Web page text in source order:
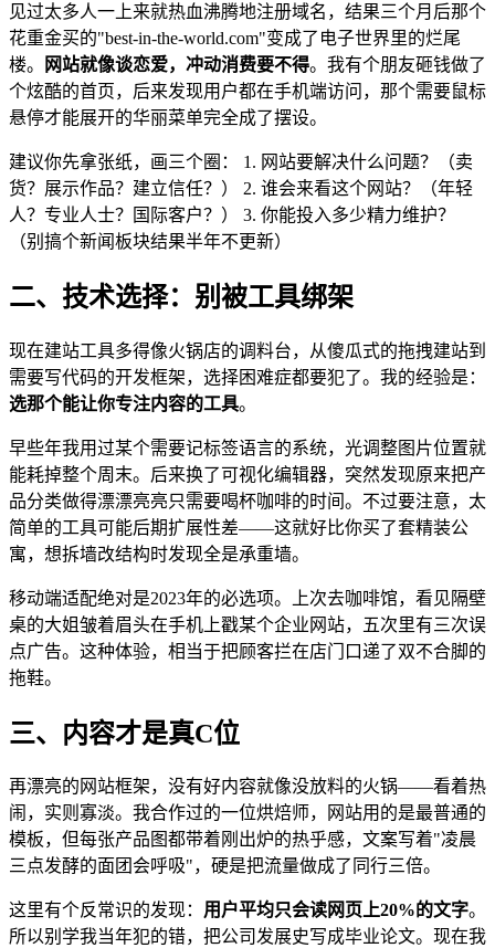
见过太多人一上来就热血沸腾地注册域名，结果三个月后那个
花重金买的"best-in-the-world.com"变成了电子世界里的烂尾
楼。
网站就像谈恋爱，冲动消费要不得。我有个朋友砸钱做了
个炫酷的首页，后来发现用户都在手机端访问，那个需要鼠标
悬停才能展开的华丽菜单完全成了摆设。
建议你先拿张纸，画三个圈： 1. 网站要解决什么问题？（卖
货？展示作品？建立信任？） 2. 谁会来看这个网站？（年轻
人？专业人士？国际客户？） 3. 你能投入多少精力维护？
（别搞个新闻板块结果半年不更新）
二、技术选择：别被工具绑架
现在建站工具多得像火锅店的调料台，从傻瓜式的拖拽建站到
需要写代码的开发框架，选择困难症都要犯了。我的经验是：
选那个能让你专注内容的工具。
早些年我用过某个需要记标签语言的系统，光调整图片位置就
能耗掉整个周末。后来换了可视化编辑器，突然发现原来把产
品分类做得漂漂亮亮只需要喝杯咖啡的时间。不过要注意，太
简单的工具可能后期扩展性差——这就好比你买了套精装公
寓，想拆墙改结构时发现全是承重墙。
移动端适配绝对是2023年的必选项。上次去咖啡馆，看见隔壁
桌的大姐皱着眉头在手机上戳某个企业网站，五次里有三次误
点广告。这种体验，相当于把顾客拦在店门口递了双不合脚的
拖鞋。
三、内容才是真C位
再漂亮的网站框架，没有好内容就像没放料的火锅——看着热
闹，实则寡淡。我合作过的一位烘焙师，网站用的是最普通的
模板，但每张产品图都带着刚出炉的热乎感，文案写着"凌晨
三点发酵的面团会呼吸"，硬是把流量做成了同行三倍。
这里有个反常识的发现： 用户平均只会读网页上20%的文字。
所以别学我当年犯的错，把公司发展史写成毕业论文。现在我